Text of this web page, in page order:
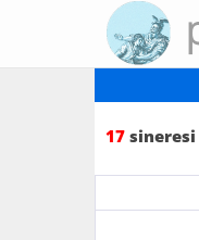
17 sineresi